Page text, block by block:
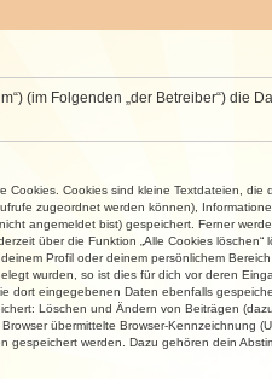
(im Folgenden „der Betreiber“)
Cookies sind kleine Textdateien,
zugeordnet werden können),
angemeldet bist) gespeichert. Ferner
über die Funktion „Alle Cookies löschen“
Profil oder deinem persönlichem
wurden, so ist dies für dich vor deren
dort eingegebenen Daten ebenfalls
Löschen und Ändern von Beiträgen
übermittelte Browser-Kennzeichnung
gespeichert werden. Dazu gehören dein